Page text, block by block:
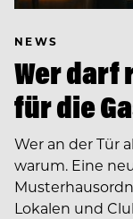
NEWS
Wer darf
für die
Wer an der Tür
warum. Eine
Lokalen und